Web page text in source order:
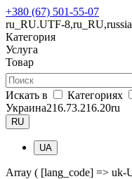
+380 (67) 501-55-07
ru_RU.UTF-
Категория
Услуга
Товар
Искать в Категориях
Украина216.73.216.20ru
RU
UA
Array ( [lang_code] => uk-